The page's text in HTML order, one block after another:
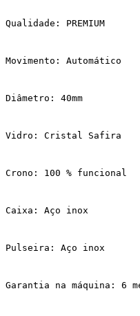
Qualidade: PREMIUM
Movimento: Automático
Diâmetro: 40mm
Vidro: Cristal Safira
Crono: 100 % funcional
Caixa: Aço inox
Pulseira: Aço inox
Garantia na máquina: 6